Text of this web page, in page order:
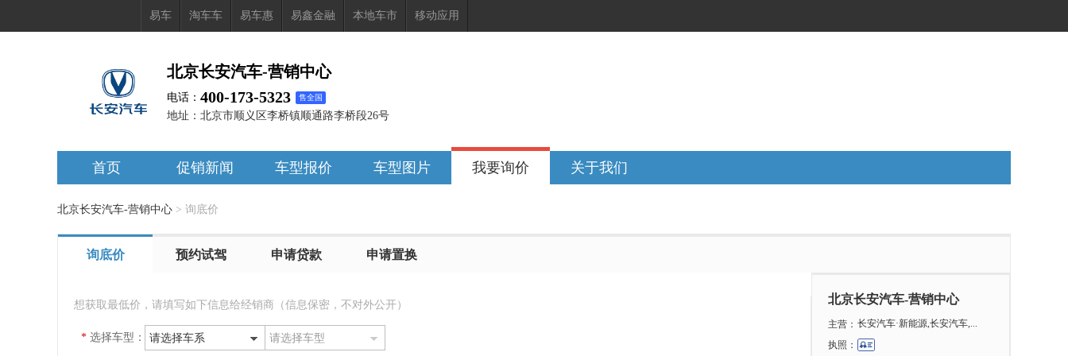
易车 淘车车 易车惠 易鑫金融 本地车市 移动应用
北京长安汽车-营销中心
电话： 400-173-5323 售全国
地址： 北京市顺义区李桥镇顺通路李桥段26号
首页 促销新闻 车型报价 车型图片 我要询价 关于我们
北京长安汽车-营销中心 > 询底价
询底价 预约试驾 申请贷款 申请置换
想获取最低价，请填写如下信息给经销商（信息保密，不对外公开）
* 选择车型： 请选择车系 请选择车型
北京长安汽车-营销中心
主营： 长安汽车·新能源,长安汽车,...
执照：